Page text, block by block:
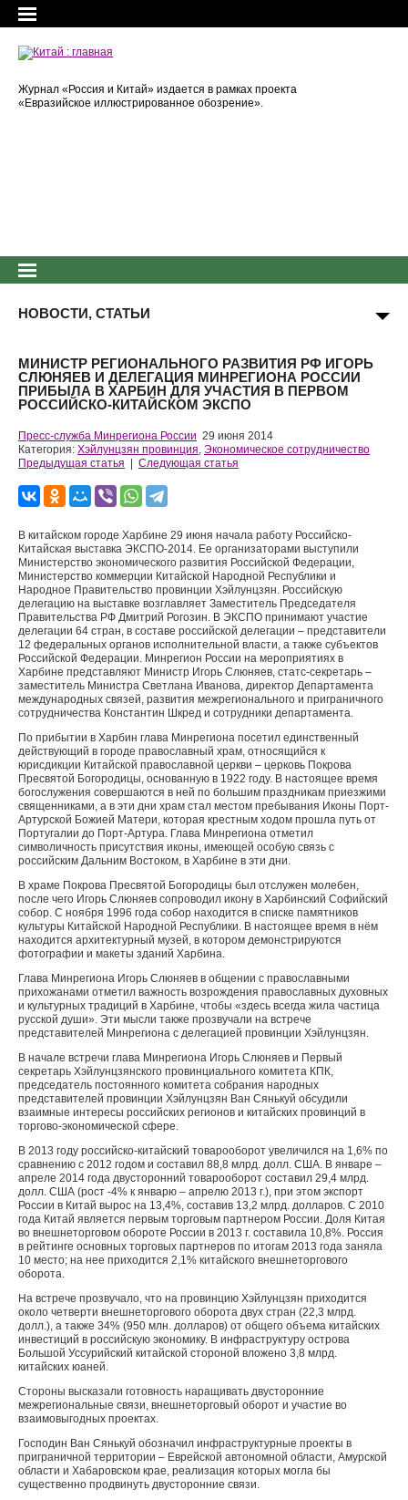
Журнал «Россия и Китай» издается в рамках проекта
«Евразийское иллюстрированное обозрение».
НОВОСТИ, СТАТЬИ
МИНИСТР РЕГИОНАЛЬНОГО РАЗВИТИЯ РФ ИГОРЬ
СЛЮНЯЕВ И ДЕЛЕГАЦИЯ МИНРЕГИОНА РОССИИ
ПРИБЫЛА В ХАРБИН ДЛЯ УЧАСТИЯ В ПЕРВОМ
РОССИЙСКО-КИТАЙСКОМ ЭКСПО
Пресс-служба Минрегиона России 29 июня 2014
Категория: Хэйлунцзян провинция, Экономическое сотрудничество
Предыдущая статья
Следующая статья
В китайском городе Харбине 29 июня начала работу Российско-
Китайская выставка ЭКСПО-2014. Ее организаторами выступили
Министерство экономического развития Российской Федерации,
Министерство коммерции Китайской Народной Республики и
Народное Правительство провинции Хэйлунцзян. Российскую
делегацию на выставке возглавляет Заместитель Председателя
Правительства РФ Дмитрий Рогозин. В ЭКСПО принимают участие
делегации 64 стран, в составе российской делегации – представители
12 федеральных органов исполнительной власти, а также субъектов
Российской Федерации. Минрегион России на мероприятиях в
Харбине представляют Министр Игорь Слюняев, статс-секретарь –
заместитель Министра Светлана Иванова, директор Департамента
международных связей, развития межрегионального и приграничного
сотрудничества Константин Шкред и сотрудники департамента.
По прибытии в Харбин глава Минрегиона посетил единственный
действующий в городе православный храм, относящийся к
юрисдикции Китайской православной церкви – церковь Покрова
Пресвятой Богородицы, основанную в 1922 году. В настоящее время
богослужения совершаются в ней по большим праздникам приезжими
священниками, а в эти дни храм стал местом пребывания Иконы Порт-
Артурской Божией Матери, которая крестным ходом прошла путь от
Португалии до Порт-Артура. Глава Минрегиона отметил
символичность присутствия иконы, имеющей особую связь с
российским Дальним Востоком, в Харбине в эти дни.
В храме Покрова Пресвятой Богородицы был отслужен молебен,
после чего Игорь Слюняев сопроводил икону в Харбинский Софийский
собор. С ноября 1996 года собор находится в списке памятников
культуры Китайской Народной Республики. В настоящее время в нём
находится архитектурный музей, в котором демонстрируются
фотографии и макеты зданий Харбина.
Глава Минрегиона Игорь Слюняев в общении с православными
прихожанами отметил важность возрождения православных духовных
и культурных традиций в Харбине, чтобы «здесь всегда жила частица
русской души». Эти мысли также прозвучали на встрече
представителей Минрегиона с делегацией провинции Хэйлунцзян.
В начале встречи глава Минрегиона Игорь Слюняев и Первый
секретарь Хэйлунцзянского провинциального комитета КПК,
председатель постоянного комитета собрания народных
представителей провинции Хэйлунцзян Ван Сянькуй обсудили
взаимные интересы российских регионов и китайских провинций в
торгово-экономической сфере.
В 2013 году российско-китайский товарооборот увеличился на 1,6% по
сравнению с 2012 годом и составил 88,8 млрд. долл. США. В январе –
апреле 2014 года двусторонний товарооборот составил 29,4 млрд.
долл. США (рост -4% к январю – апрелю 2013 г.), при этом экспорт
России в Китай вырос на 13,4%, составив 13,2 млрд. долларов. С 2010
года Китай является первым торговым партнером России. Доля Китая
во внешнеторговом обороте России в 2013 г. составила 10,8%. Россия
в рейтинге основных торговых партнеров по итогам 2013 года заняла
10 место; на нее приходится 2,1% китайского внешнеторгового
оборота.
На встрече прозвучало, что на провинцию Хэйлунцзян приходится
около четверти внешнеторгового оборота двух стран (22,3 млрд.
долл.), а также 34% (950 млн. долларов) от общего объема китайских
инвестиций в российскую экономику. В инфраструктуру острова
Большой Уссурийский китайской стороной вложено 3,8 млрд.
китайских юаней.
Стороны высказали готовность наращивать двусторонние
межрегиональные связи, внешнеторговый оборот и участие во
взаимовыгодных проектах.
Господин Ван Сянькуй обозначил инфраструктурные проекты в
приграничной территории – Еврейской автономной области, Амурской
области и Хабаровском крае, реализация которых могла бы
существенно продвинуть двусторонние связи.